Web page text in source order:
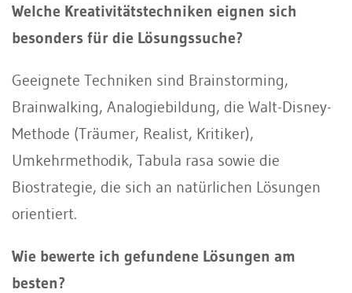
Welche Kreativitätstechniken eignen sich
besonders für die Lösungssuche?
Geeignete Techniken sind Brainstorming,
Brainwalking, Analogiebildung, die Walt-Disney-
Methode (Träumer, Realist, Kritiker),
Umkehrmethodik, Tabula rasa sowie die
Biostrategie, die sich an natürlichen Lösungen
orientiert.
Wie bewerte ich gefundene Lösungen am
besten?